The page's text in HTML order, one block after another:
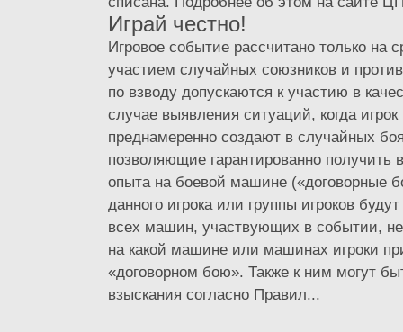
Играй честно!
Игровое событие рассчитано только на
участием случайных союзников и
по взводу допускаются к участию в
случае выявления ситуаций, когда игрок
преднамеренно создают в случайных
позволяющие гарантированно получить
опыта на боевой машине («договорные
данного игрока или группы игроков
всех машин, участвующих в событии,
на какой машине или машинах игроки
«договорном бою». Также к ним могут
взыскания согласно Правил...